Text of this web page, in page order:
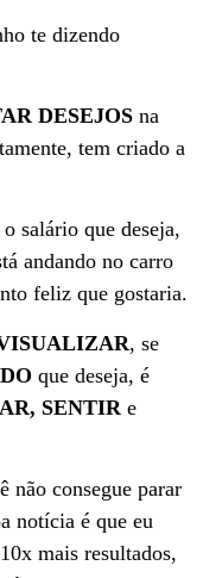
te dizendo
DESEJOS na
tem criado a
salário que deseja,
andando no carro
feliz que gostaria.
, se
que deseja, é
SENTIR e
não consegue parar
notícia é que eu
mais resultados,